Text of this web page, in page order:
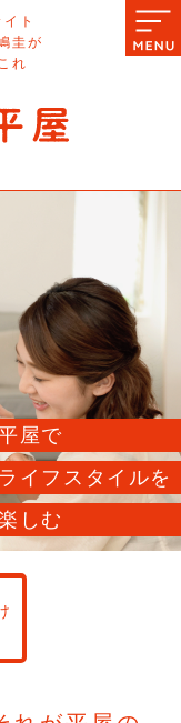
ト
圭が
れ
屋で
ライフスタイルを
しむ